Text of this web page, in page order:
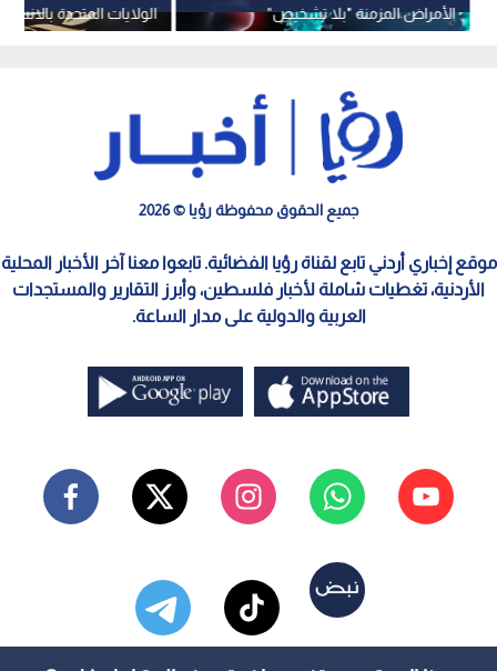
الولايات المتحدة
المنظمة
الأمراض المزمنة "بلا تشخيص"
والخطر يتزايد
جميع الحقوق محفوظة رؤيا © 2026
موقع إخباري أردني تابع لقناة رؤيا الفضائية. تابعوا معنا آخر الأخبار المحلية
الأردنية، تغطيات شاملة لأخبار فلسطين، وأبرز التقارير والمستجدات
العربية والدولية على مدار الساعة.